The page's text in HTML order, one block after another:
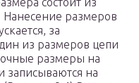
размеров
за
из размеров цепи
размеры на
записываются на